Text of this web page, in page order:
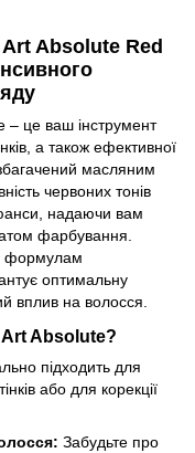
Absolute Red
– це ваш інструмент
а також ефективної
збагачений масляним
червоних тонів
надаючи вам
фарбування.
формулам
оптимальну
вплив на волосся.
Absolute?
підходить для
або для корекції
Забудьте про